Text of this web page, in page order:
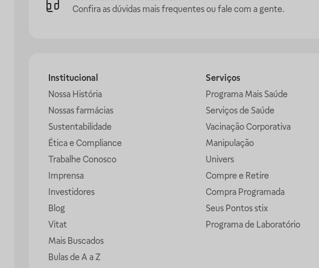
Confira as dúvidas mais frequentes ou fale com a gente.
Institucional
Nossa História
Nossas farmácias
Sustentabilidade
Ética e Compliance
Trabalhe Conosco
Imprensa
Investidores
Blog
Vitat
Mais Buscados
Bulas de A a Z
Serviços
Programa Mais Saúde
Serviços de Saúde
Vacinação Corporativa
Manipulação
Univers
Compre e Retire
Compra Programada
Seus Pontos stix
Programa de Laboratório